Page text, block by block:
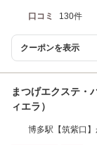
口コミ 130件
クーポンを表示
まつげエクステ・
ィエラ）
博多駅【筑紫口